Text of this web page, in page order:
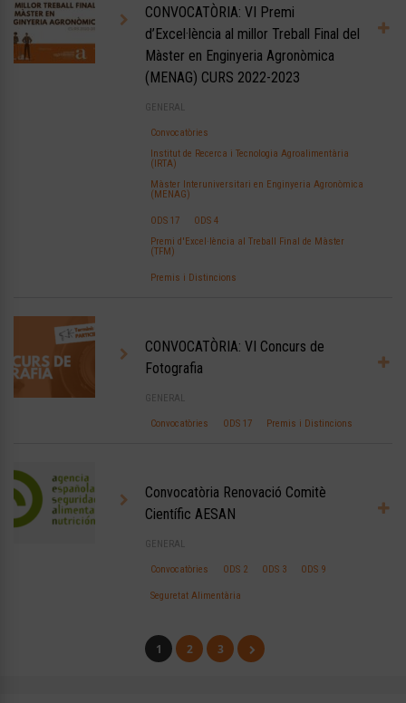
CONVOCATÒRIA: VI Premi
d’Excel·lència al millor Treball Final del
Màster en Enginyeria Agronòmica
(MENAG) CURS 2022-2023
GENERAL
Convocatòries
Institut de Recerca i Tecnologia Agroalimentària
(IRTA)
Màster Interuniversitari en Enginyeria Agronòmica
(MENAG)
ODS 17
ODS 4
Premi d'Excel·lència al Treball Final de Màster
(TFM)
Premis i Distincions
CONVOCATÒRIA: VI Concurs de
Fotografia
GENERAL
Convocatòries ODS 17 Premis i Distincions
Convocatòria Renovació Comitè
Científic AESAN
GENERAL
Convocatòries ODS 2 ODS 3 ODS 9
Seguretat Alimentària
1 2 3